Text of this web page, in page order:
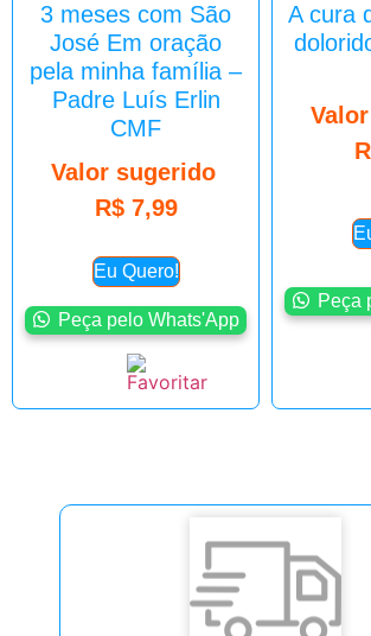
3 meses com São
José Em oração
pela minha família –
Padre Luís Erlin
CMF
Valor sugerido
R$7,99
Eu Quero!
Peça pelo Whats'App
A cura
Peça